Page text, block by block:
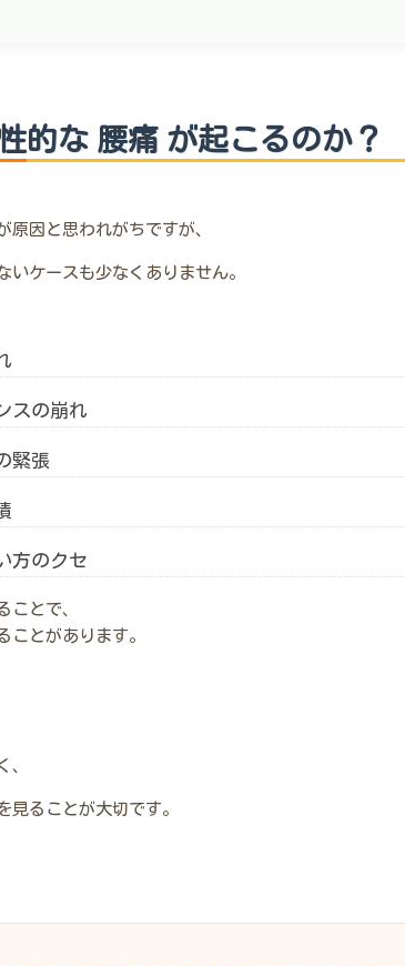
的な 腰痛 が起こるのか？
原因と思われがちですが、
いケースも少なくありません。
スの崩れ
緊張
方のクセ
ことで、
ことがあります。
見ることが大切です。